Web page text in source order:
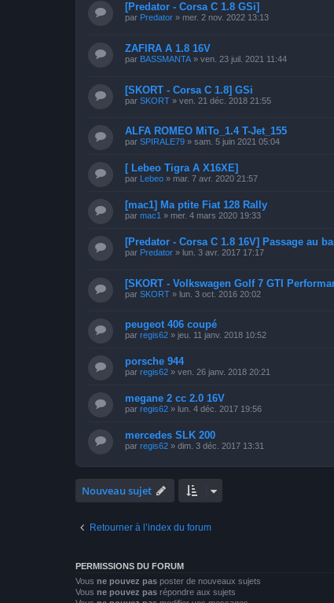
[Predator - Corsa C 1.8 GSi]
par Predator » mer. 2 nov. 2022 13:13
ZAFIRA A 1.8 16V
par BASSMANTA » ven. 23 juil. 2021 11:44
[SKORT - Corsa C 1.8] GSi
par SKORT » ven. 21 déc. 2018 21:55
ALFA ROMEO MiTo_1.4 T-Jet_155
par SPIRALE79 » sam. 5 juin 2021 05:04
[ Lebeo Tigra A X16XE]
par Lebeo » mar. 7 avr. 2020 21:57
[mac1] Ma ptite Fiat 128 Rally
par mac1 » mer. 4 mars 2020 19:33
[Predator - Corsa C 1.8 16V] Passage au
par Predator » lun. 3 avr. 2017 17:17
[SKORT - Volkswagen Golf 7 GTI
par SKORT » lun. 3 oct. 2016 20:02
peugeot 406 coupé
par regis62 » jeu. 11 janv. 2018 10:52
porsche 944
par regis62 » ven. 26 janv. 2018 20:21
megane 2 cc 2.0 16V
par regis62 » lun. 4 déc. 2017 19:56
mercedes SLK 200
par regis62 » dim. 3 déc. 2017 13:31
Nouveau sujet
Retourner à l’index du forum
PERMISSIONS DU FORUM
Vous ne pouvez pas poster de nouveaux sujets
Vous ne pouvez pas répondre aux sujets